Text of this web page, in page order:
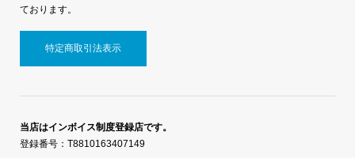
ております。
特定商取引法表示
当店はインボイス制度登録店です。
登録番号：T8810163407149